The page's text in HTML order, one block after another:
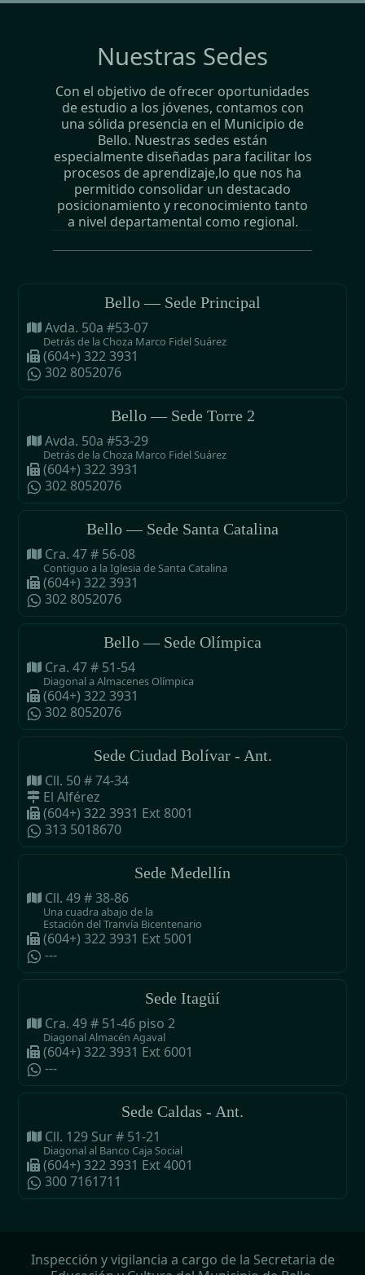
Nuestras Sedes
Con el objetivo de ofrecer oportunidades
de estudio a los jóvenes, contamos con
una sólida presencia en el Municipio de
Bello. Nuestras sedes están
especialmente diseñadas para facilitar los
procesos de aprendizaje,lo que nos ha
permitido consolidar un destacado
posicionamiento y reconocimiento tanto
a nivel departamental como regional.
Bello — Sede Principal
Avda. 50a #53-07
Detrás de la Choza Marco Fidel Suárez
(604+) 322 3931
302 8052076
Bello — Sede Torre 2
Avda. 50a #53-29
Detrás de la Choza Marco Fidel Suárez
(604+) 322 3931
302 8052076
Bello — Sede Santa Catalina
Cra. 47 # 56-08
Contiguo a la Iglesia de Santa Catalina
(604+) 322 3931
302 8052076
Bello — Sede Olímpica
Cra. 47 # 51-54
Diagonal a Almacenes Olímpica
(604+) 322 3931
302 8052076
Sede Ciudad Bolívar - Ant.
Cll. 50 # 74-34
El Alférez
(604+) 322 3931 Ext 8001
313 5018670
Sede Medellín
Cll. 49 # 38-86
Una cuadra abajo de la
Estación del Tranvía Bicentenario
(604+) 322 3931 Ext 5001
---
Sede Itagüí
Cra. 49 # 51-46 piso 2
Diagonal Almacén Agaval
(604+) 322 3931 Ext 6001
---
Sede Caldas - Ant.
Cll. 129 Sur # 51-21
Diagonal al Banco Caja Social
(604+) 322 3931 Ext 4001
300 7161711
Inspección y vigilancia a cargo de la Secretaria de